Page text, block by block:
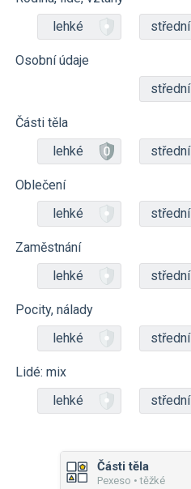
lehké
střední
Osobní údaje
střední
Části těla
lehké
střední
Oblečení
lehké
střední
Zaměstnání
lehké
střední
Pocity, nálady
lehké
střední
Lidé: mix
lehké
střední
Části těla
Pexeso • těžké